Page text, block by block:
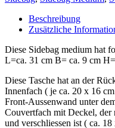
Beschreibung
Zusätzliche
Diese Sidebag medium hat
L=ca. 31 cm B= ca. 9 cm
Diese Tasche hat an der
Innenfach ( je ca. 20 x 16
Front-Aussenwand unter
Couvertfach mit Deckel, der
und verschliessen ist ( ca.